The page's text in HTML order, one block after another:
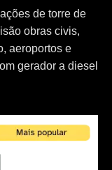
de torre de
obras civis,
aeroportos e
gerador a diesel